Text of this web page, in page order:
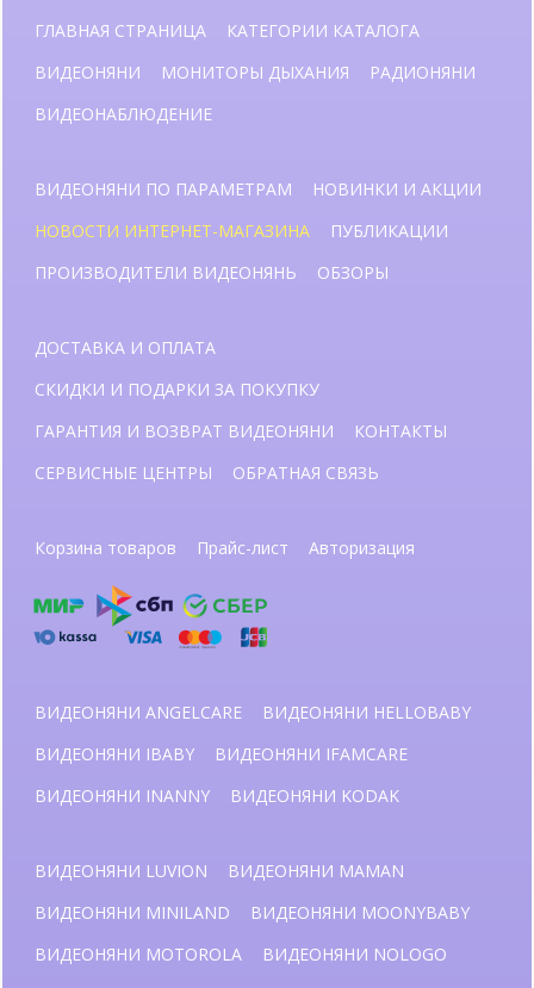
ГЛАВНАЯ СТРАНИЦА
КАТЕГОРИИ КАТАЛОГА
ВИДЕОНЯНИ
МОНИТОРЫ ДЫХАНИЯ
РАДИОНЯНИ
ВИДЕОНАБЛЮДЕНИЕ
ВИДЕОНЯНИ ПО ПАРАМЕТРАМ
НОВИНКИ И АКЦИИ
НОВОСТИ ИНТЕРНЕТ-МАГАЗИНА
ПУБЛИКАЦИИ
ПРОИЗВОДИТЕЛИ ВИДЕОНЯНЬ
ОБЗОРЫ
ДОСТАВКА И ОПЛАТА
СКИДКИ И ПОДАРКИ ЗА ПОКУПКУ
ГАРАНТИЯ И ВОЗВРАТ ВИДЕОНЯНИ
КОНТАКТЫ
СЕРВИСНЫЕ ЦЕНТРЫ
ОБРАТНАЯ СВЯЗЬ
Корзина товаров Прайс-лист Авторизация
ВИДЕОНЯНИ ANGELCARE
ВИДЕОНЯНИ HELLOBABY
ВИДЕОНЯНИ IBABY
ВИДЕОНЯНИ IFAMCARE
ВИДЕОНЯНИ INANNY
ВИДЕОНЯНИ KODAK
ВИДЕОНЯНИ LUVION
ВИДЕОНЯНИ MAMAN
ВИДЕОНЯНИ MINILAND
ВИДЕОНЯНИ MOONYBABY
ВИДЕОНЯНИ MOTOROLA
ВИДЕОНЯНИ NOLOGO